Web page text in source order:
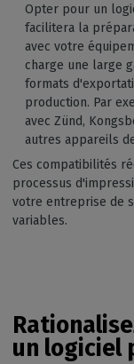
Opter pour un
facilitera la
avec votre
charge une large
formats
production. Par
avec Zünd,
autres appareils
Ces compatibilités
processus
votre entreprise de
variables.
un logiciel